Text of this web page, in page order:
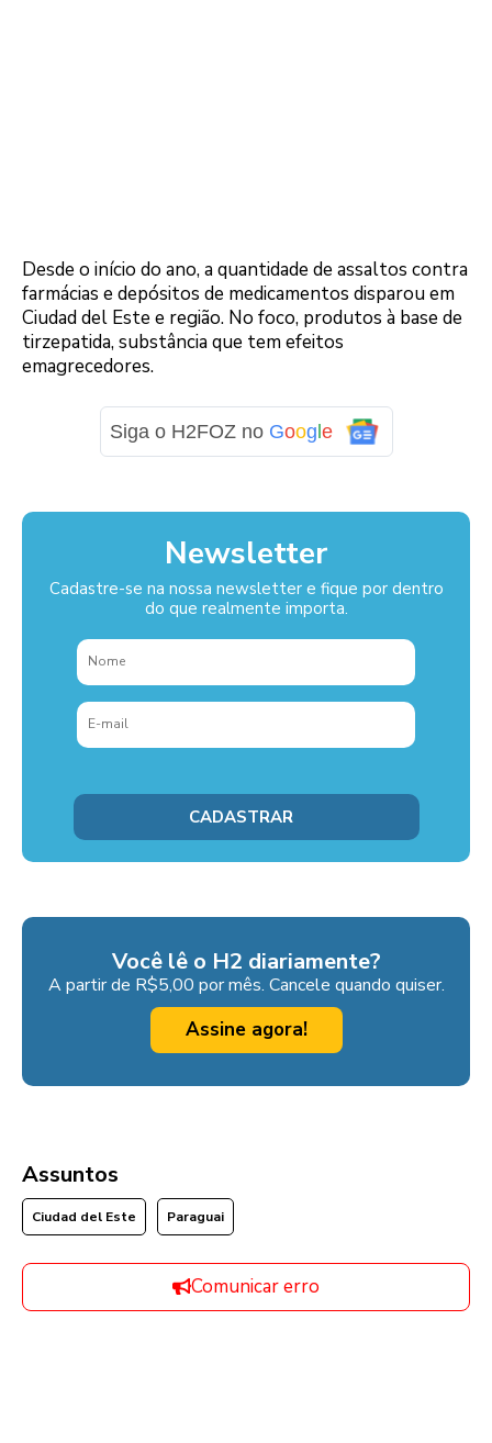
Desde o início do ano, a quantidade de assaltos contra
farmácias e depósitos de medicamentos disparou em
Ciudad del Este e região. No foco, produtos à base de
tirzepatida, substância que tem efeitos
emagrecedores.
Siga o H2FOZ no Goog e
Newsletter
Cadastre-se na nossa newsletter e fique por dentro
do que realmente importa.
Você lê o H2 diariamente?
A partir de R$5,00 por mês. Cancele quando quiser.
Assine agora!
Assuntos
Ciudad del Este Paraguai
Comunicar erro